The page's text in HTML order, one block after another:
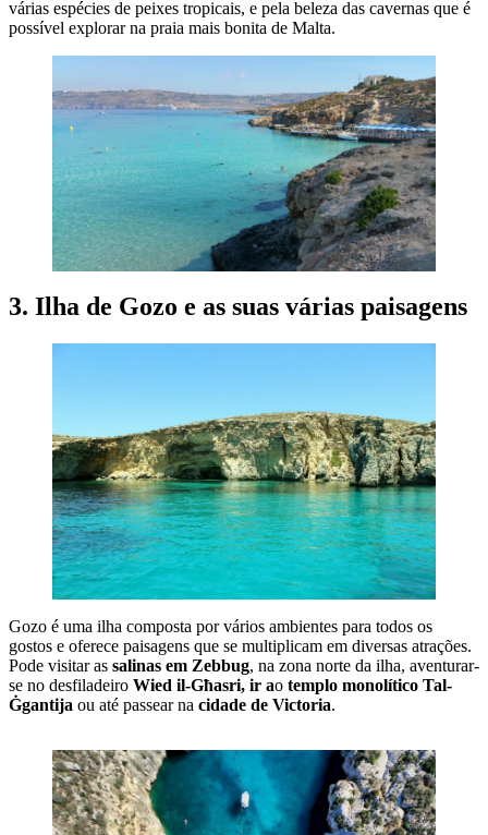
várias espécies de peixes tropicais, e pela beleza das cavernas que é
possível explorar na praia mais bonita de Malta.
3. Ilha de Gozo e as suas várias paisagens
Gozo é uma ilha composta por vários ambientes para todos os
gostos e oferece paisagens que se multiplicam em diversas atrações.
Pode visitar as salinas em Zebbug, na zona norte da ilha, aventurar-
se no desfiladeiro Wied il-Għasri, ir ao templo monolítico Tal-
Ġgantija ou até passear na cidade de Victoria.